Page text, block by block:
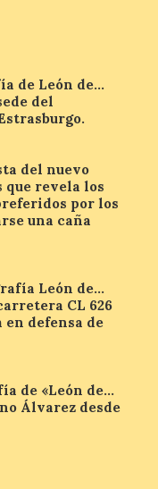
la
sin
a
el
La
de León de…
del
del nuevo
revela los
por los
una caña
León de…
CL 626
defensa de
de «León de…
Álvarez desde